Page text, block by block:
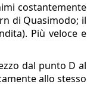
costantemente
di Quasimodo; il
Più veloce e
dal punto D al
allo stesso